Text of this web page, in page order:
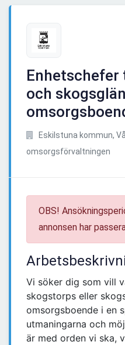
och
Eskilstuna kommun,
omsorgsförvaltningen
OBS!
annonsen har
Vi söker dig som vill
skogstorps eller
omsorgsboende i en
utmaningarna och
är med orden vi ska,